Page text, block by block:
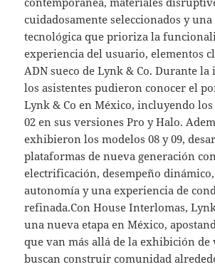
cuidadosamente seleccionados y
tecnológica que prioriza la
experiencia del usuario, elementos
ADN sueco de Lynk & Co. Durante
los asistentes pudieron conocer el
Lynk & Co en México, incluyendo
02 en sus versiones Pro y Halo.
exhibieron los modelos 08 y 09,
plataformas de nueva generación
electrificación, desempeño
autonomía y una experiencia de
refinada.Con House Interlomas,
una nueva etapa en México,
que van más allá de la exhibición de
buscan construir comunidad